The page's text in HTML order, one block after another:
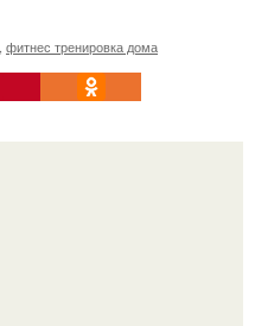
фитнес тренировка дома